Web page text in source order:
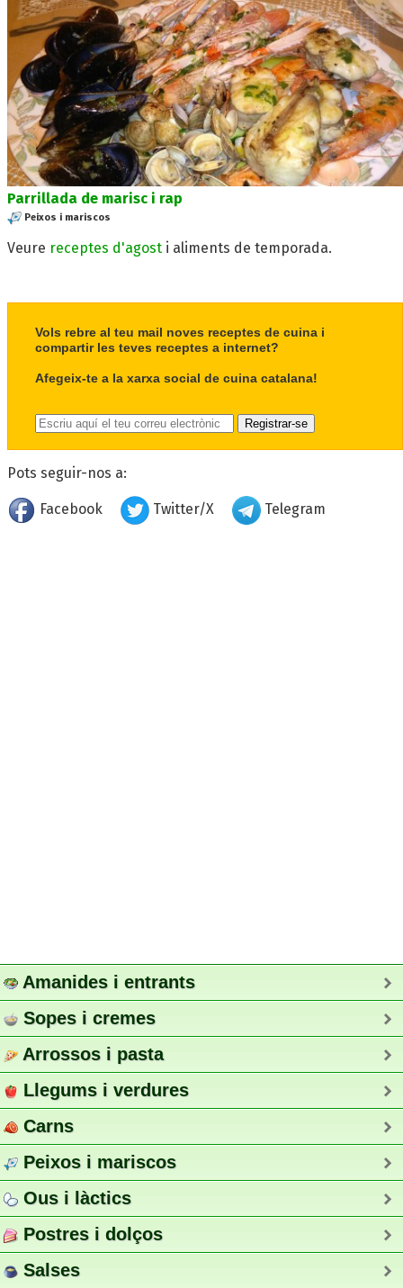
Parrillada de marisc i rap
Peixos i mariscos
Veure receptes d'agost i aliments de temporada.
Vols rebre al teu mail noves receptes de cuina i
compartir les teves receptes a internet?
Afegeix-te a la xarxa social de cuina catalana!
Pots seguir-nos a:
Facebook Twitter/X Telegram
Amanides i entrants
Sopes i cremes
Arrossos i pasta
Llegums i verdures
Carns
Peixos i mariscos
Ous i làctics
Postres i dolços
Salses